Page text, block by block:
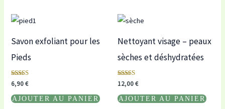
Savon exfoliant pour les
Pieds
Note
5.00
sur 5
6,90€
AJOUTER AU PANIER
Nettoyant visage – peaux
sèches et déshydratées
Note
5.00
sur 5
12,00€
AJOUTER AU PANIER